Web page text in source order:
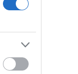
18η συνεχόμενη
δολαρίων για τη
Βρεττού (Credia):
άνω των 1,3 δισ.
Επιταχύνει την